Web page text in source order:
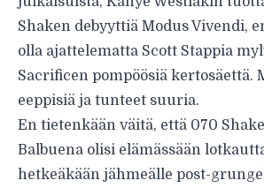
Shaken debyyttiä Modus Vivendi,
olla ajattelematta Scott Stappia
Sacrificen pompöösiä kertosäettä.
eeppisiä ja tunteet suuria.
En tietenkään väitä, että 070
Balbuena olisi elämässään
hetkeäkään jähmeälle post-